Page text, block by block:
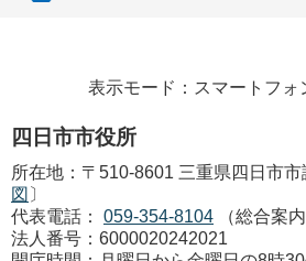
表示モード：スマートフォ
四日市市役所
所在地：〒510-8601 三重県四日市市
図 〕
代表電話：
059-354-8104
（総合案内
法人番号：6000020242021